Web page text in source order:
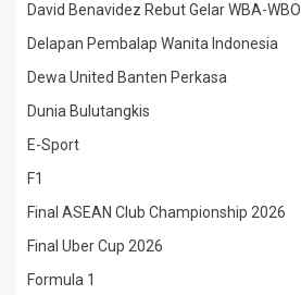
David Benavidez Rebut Gelar WBA-WBO
Delapan Pembalap Wanita Indonesia
Dewa United Banten Perkasa
Dunia Bulutangkis
E-Sport
F1
Final ASEAN Club Championship 2026
Final Uber Cup 2026
Formula 1